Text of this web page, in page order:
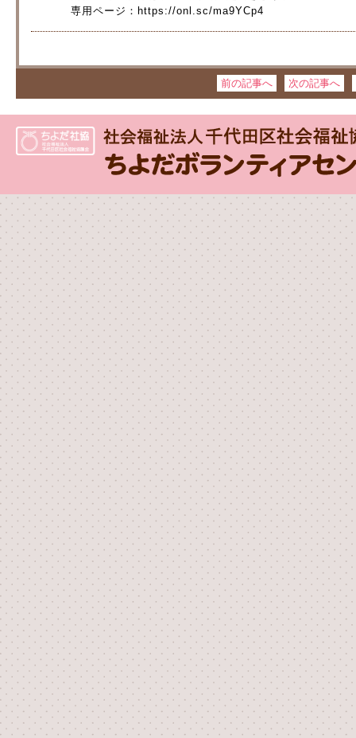
専用ページ：https://onl.sc/ma9YCp4
前の記事へ 次の記事へ